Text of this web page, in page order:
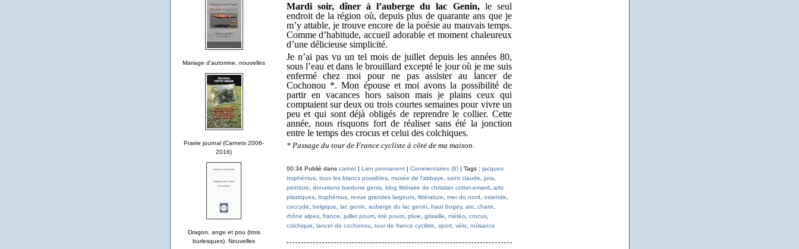
Mariage d'automne, nouvelles
Prairie journal (Carnets 2006-
2016)
Dragon, ange et pou (trois
burlesques). Nouvelles
Mardi soir, dîner à l’auberge du lac Genin,le seul
endroit de la région où, depuis plus de quarante ans que je
m’y attable, je trouve encore de la poésie au mauvais temps.
Comme d’habitude, accueil adorable et moment chaleureux
d’une délicieuse simplicité.
Je n’ai pas vu un tel mois de juillet depuis les années 80,
sous l’eau et dans le brouillard excepté le jour où je me suis
enfermé chez moi pour ne pas assister au lancer de
Cochonou *. Mon épouse et moi avons la possibilité de
partir en vacances hors saison mais je plains ceux qui
comptaient sur deux ou trois courtes semaines pour vivre un
peu et qui sont déjà obligés de reprendre le collier. Cette
année, nous risquons fort de réaliser sans été la jonction
entre le temps des crocus et celui des colchiques.
* Passage du tour de France cycliste à côté de ma maison.
00:34 Publié dans carnet| Lien permanent| Commentaires (8)| Tags : jacques
truphémus, tous les blancs possibles, musée de l'abbaye saint claude jura
peinture
donations bardone genis, blog littéraire de christian cottet-emard
arts
plastiques, truphémus, revue grandes largeurs, littérature mer du nord ostende
coccyde
belgique lac genin auberge du lac genin haut bugey, ain charix,
rhône alpes, france juillet pourri, été pourri, pluie grisaille météo crocus,
colchique
lancer de cochonou tour de france cycliste sport, vélo nuisance